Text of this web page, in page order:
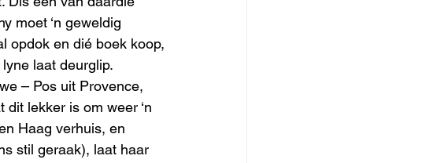
moet ‘n geweldig
opdok en dié boek koop,
laat deurglip.
– Pos uit Provence,
lekker is om weer ‘n
Haag verhuis, en
stil geraak), laat haar